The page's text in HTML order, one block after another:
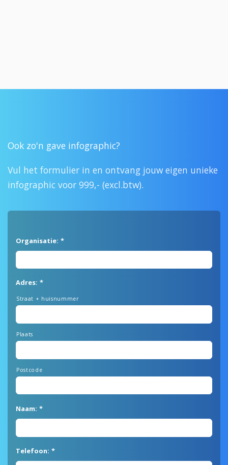
Ook zo'n gave infographic?
Vul het formulier in en ontvang jouw eigen unieke
infographic voor 999,- (excl.btw).
Organisatie: *
Adres: *
Straat + huisnummer
Plaats
Postcode
Naam: *
Telefoon: *